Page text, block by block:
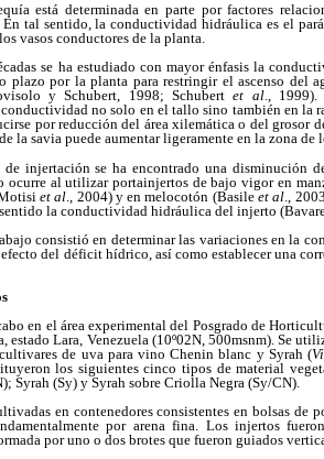
está determinada en parte por factores
tal sentido, la conductividad hidráulica es el
vasos conductores de la planta.
se ha estudiado con mayor énfasis la
plazo por la planta para restringir el ascenso del
y Schubert, 1998; Schubertet al., 1999).
no solo en el tallo sino también en la
por reducción del área xilemática o del grosor
la savia puede aumentar ligeramente en la zona de
injertación se ha encontrado una disminución
ocurre al utilizar portainjertos de bajo vigor en
et al ., 2004) y en melocotón (Basileet al .,
la conductividad hidráulica del injerto
consistió en determinar las variaciones en la
del déficit hídrico, así como establecer una
en el área experimental del Posgrado de
estado Lara, Venezuela (10º02N, 500msnm). Se
de uva para vino Chenin blanc y Syrah (
los siguientes cinco tipos de material
Syrah (Sy) y Syrah sobre Criolla Negra (Sy/CN).
en contenedores consistentes en bolsas
por arena fina. Los injertos
por uno o dos brotes que fueron guiados